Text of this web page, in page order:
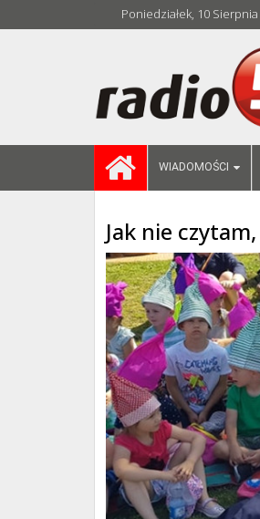
Poniedziałek, 10
WIADOMOŚCI
Jak nie